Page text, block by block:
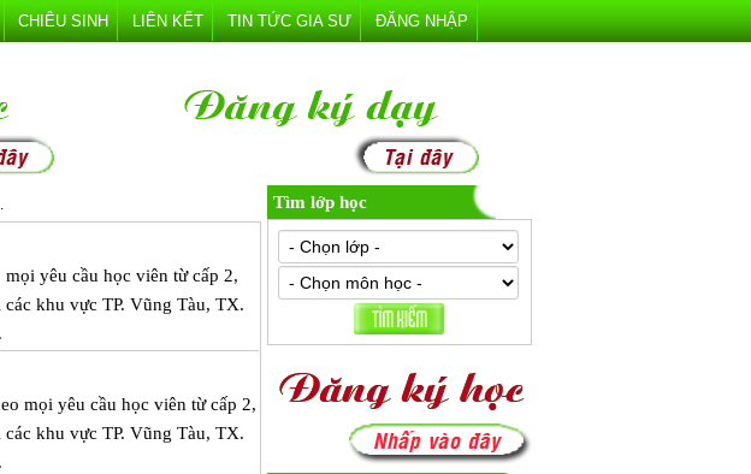
CHIÊU SINH LIÊN KẾT TIN TỨC GIA SƯ ĐĂNG NHẬP
yêu cầu học viên từ cấp 2,
khu vực TP. Vũng Tàu, TX.
mọi yêu cầu học viên từ cấp 2,
khu vực TP. Vũng Tàu, TX.
Tìm lớp học